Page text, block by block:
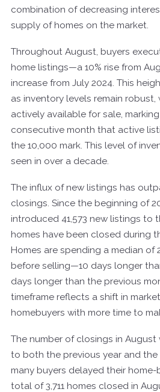
combination of decreasing
supply of homes on the market.
Throughout August, buyers
home listings—a 10% rise from
increase from July 2024. This
as inventory levels remain robust,
actively available for sale,
consecutive month that active
the 10,000 mark. This level of
seen in over a decade.
The influx of new listings has
closings. Since the beginning of
introduced 41,573 new listings to
homes have been closed during
Homes are spending a median of
before selling—10 days longer
days longer than the previous
timeframe reflects a shift in
homebuyers with more time to
The number of closings in
to both the previous year and the
many buyers delayed their home-
total of 3,711 homes closed in